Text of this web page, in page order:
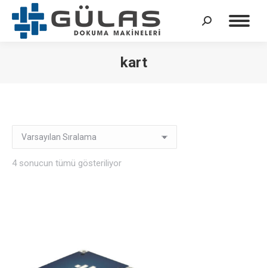
Arama:
kart
4 sonucun tümü gösteriliyor